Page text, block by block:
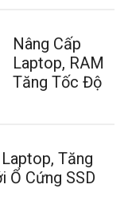
Nâng Cấp
Laptop, RAM
Tăng Tốc Độ
Tăng
Ổ Cứng SSD